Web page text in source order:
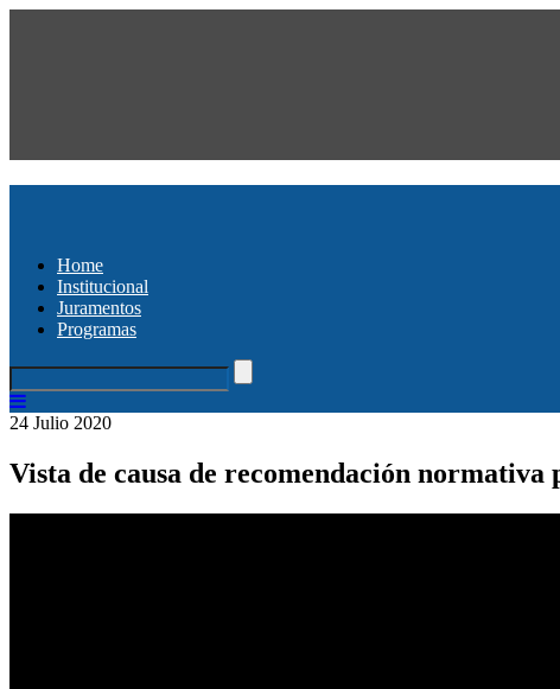
Home
Institucional
Juramentos
Programas
24 Julio 2020
Vista de causa de recomendación